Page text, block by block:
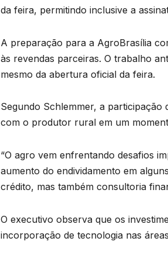
da feira, permitindo inclusive a
A preparação para a AgroBrasília
às revendas parceiras. O trabalho
mesmo da abertura oficial da feira.
Segundo Schlemmer, a
com o produtor rural em um
“O agro vem enfrentando desafios
aumento do endividamento em
crédito, mas também consultoria
O executivo observa que os
incorporação de tecnologia nas